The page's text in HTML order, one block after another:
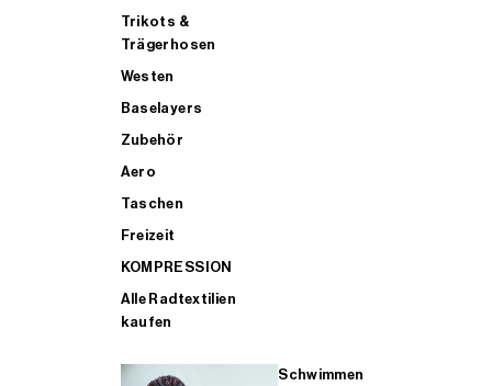
Trikots &
Trägerhosen
Westen
Baselayers
Zubehör
Aero
Taschen
Freizeit
KOMPRESSION
Alle Radtextilien
kaufen
Schwimmen